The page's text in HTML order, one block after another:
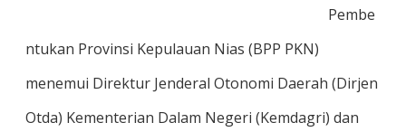
Pembe
ntukan Provinsi Kepulauan Nias (BPP PKN)
menemui Direktur Jenderal Otonomi Daerah (Dirjen
Otda) Kementerian Dalam Negeri (Kemdagri) dan